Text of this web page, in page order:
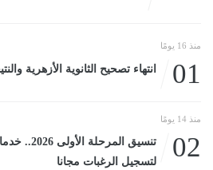
منذ 16 يومًا
01 انتهاء تصحيح الثانوية الأزهرية
منذ 14 يومًا
02
تنسيق
لتسجيل الرغبات مجانا